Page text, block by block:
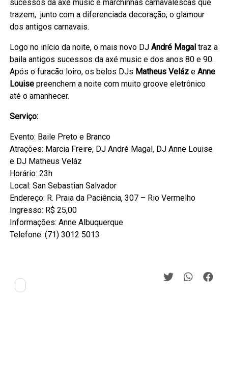
sucessos da axé music e marchinhas carnavalescas que
trazem, junto com a diferenciada decoração, o glamour
dos antigos carnavais.
Logo no início da noite, o mais novo DJAndré Magal traz a
baila antigos sucessos da axé music e dos anos 80 e 90.
Após o furacão loiro, os belos DJs Matheus Veláz eAnne
Louise preenchem a noite com muito groove eletrônico
até o amanhecer.
Serviço:
Evento: Baile Preto e Branco
Atrações: Marcia Freire, DJ André Magal, DJ Anne Louise
e DJ Matheus Veláz
Horário: 23h
Local: San Sebastian Salvador
Endereço: R. Praia da Paciência, 307 – Rio Vermelho
Ingresso: R$ 25,00
Informações: Anne Albuquerque
Telefone: (71) 3012 5013